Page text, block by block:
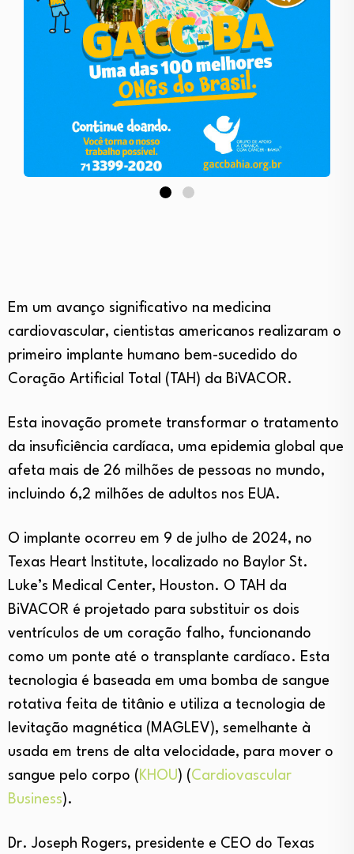
Em um avanço significativo na medicina
cardiovascular, cientistas americanos realizaram o
primeiro implante humano bem-sucedido do
Coração Artificial Total (TAH) da BiVACOR.
Esta inovação promete transformar o tratamento
da insuficiência cardíaca, uma epidemia global que
afeta mais de 26 milhões de pessoas no mundo,
incluindo 6,2 milhões de adultos nos EUA.
O implante ocorreu em 9 de julho de 2024, no
Texas Heart Institute, localizado no Baylor St.
Luke’s Medical Center, Houston. O TAH da
BiVACOR é projetado para substituir os dois
ventrículos de um coração falho, funcionando
como um ponte até o transplante cardíaco. Esta
tecnologia é baseada em uma bomba de sangue
rotativa feita de titânio e utiliza a tecnologia de
levitação magnética (MAGLEV), semelhante à
usada em trens de alta velocidade, para mover o
sangue pelo corpo​ ( KHOU) (Cardiovascular
Business)​.
Dr. Joseph Rogers, presidente e CEO do Texas